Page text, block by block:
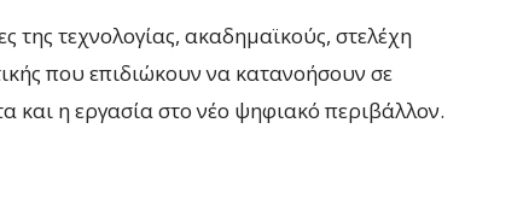
της τεχνολογίας, ακαδημαϊκούς, στελέχη
που επιδιώκουν να κατανοήσουν σε
και η εργασία στο νέο ψηφιακό περιβάλλον.